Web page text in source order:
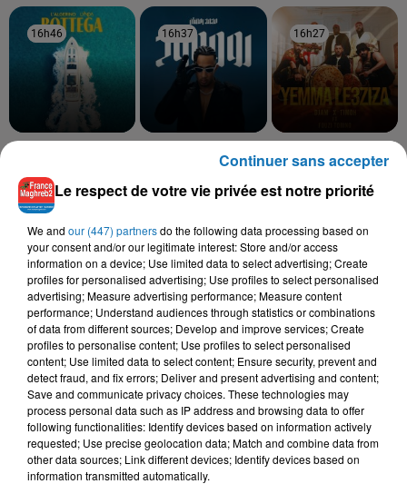
16h46
16h46 16h37
16h37 16h27
16h27
TORINO
Yemma Le3ziza
L'HOROSCOPE
Bélier Taureau Gémeaux
Le respect de votre vie privée est notre priorité
We and our (447) partnersdo the following data processing based on
your consent and/or our legitimate interest: Store and/or access
information on a device; Use limited data to select advertising; Create
profiles for personalised advertising; Use profiles to select personalised
advertising; Measure advertising performance; Measure content
performance; Understand audiences through statistics or combinations
of data from different sources; Develop and improve services; Create
profiles to personalise content; Use profiles to select personalised
content; Use limited data to select content; Ensure security, prevent and
detect fraud, and fix errors; Deliver and present advertising and content;
Save and communicate privacy choices. These technologies may
process personal data such as IP address and browsing data to offer
following functionalities: Identify devices based on information actively
requested; Use precise geolocation data; Match and combine data from
other data sources; Link different devices; Identify devices based on
information transmitted automatically.
Continuer sans accepter